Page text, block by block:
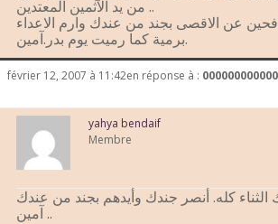
من يد الآثمين المعتدين ..
عن الاقصى بجند من عندك وارم الاعداء
برمية كما رميت يوم بدر.آمين.
février 12, 2007 à 11:42en réponse à :
yahya bendaif
Membre
الثناء كله. أنصر جندك وأيدهم بجند من عندك
. آمين.